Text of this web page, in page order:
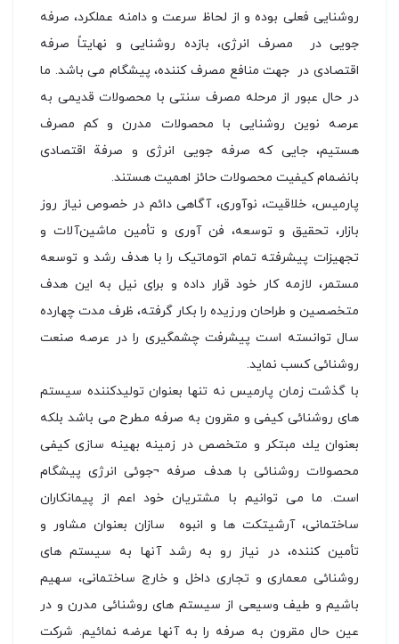
روشنایی فعلی بوده و از لحاظ سرعت و دامنه عملكرد، صرفه
جویی در مصرف انرژی، بازده روشنایی و نهایتاً صرفه
اقتصادی در جهت منافع مصرف كننده، پیشگام می باشد. ما
در حال عبور از مرحله مصرف سنتی با محصولات قدیمی به
عرصه نوین روشنایی با محصولات مدرن و كم مصرف
هستیم، جایی كه صرفه جویی انرژی و صرفة اقتصادی
بانضمام كیفیت محصولات حائز اهمیت هستند.
پارمیس، خلاقیت، نوآوری، آگاهی دائم در خصوص نیاز روز
بازار، تحقیق و توسعه، فن آوری و تأمین ماشین‌آلات و
تجهیزات پیشرفته تمام اتوماتیک را با هدف رشد و توسعه
مستمر، لازمه كار خود قرار داده و برای نیل به این هدف
متخصصین و طراحان ورزیده را بكار گرفته، ظرف مدت چهارده
سال توانسته است پیشرفت چشمگیری را در عرصه صنعت
روشنائی كسب نماید.
با گذشت زمان پارمیس نه تنها بعنوان تولیدكننده سیستم
های روشنائی كیفی و مقرون به صرفه مطرح می باشد بلكه
بعنوان یك مبتكر و متخصص در زمینه بهینه سازی كیفی
محصولات روشنائی با هدف صرفه ¬جوئی انرژی پیشگام
است. ما می توانیم با مشتریان خود اعم از پیمانكاران
ساختمانی، آرشیتكت ها و انبوه سازان بعنوان مشاور و
تأمین کننده، در نیاز رو به رشد آنها به سیستم های
روشنائی معماری و تجاری داخل و خارج ساختمانی، سهیم
باشیم و طیف وسیعی از سیستم های روشنائی مدرن و در
عین حال مقرون به صرفه را به آنها عرضه نمائیم. شركت